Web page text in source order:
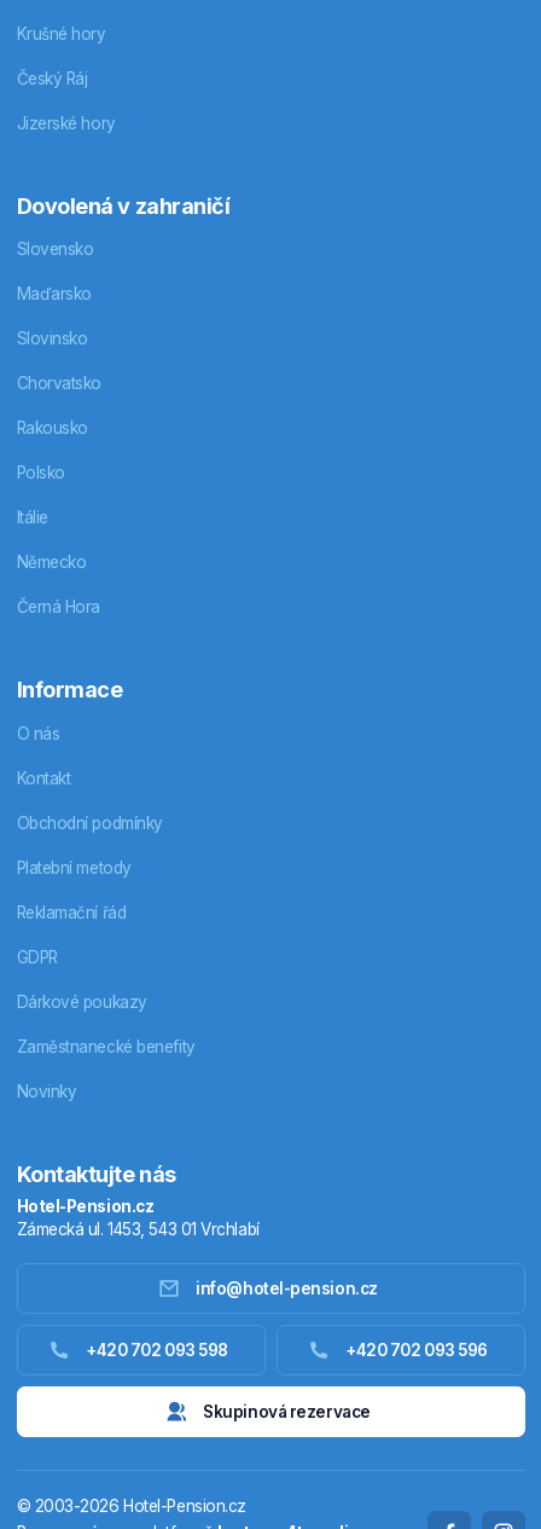
Ubytování zahraniční
Krušné hory
Český Ráj
Jizerské hory
Dovolená v zahraničí
Slovensko
Maďarsko
Slovinsko
Chorvatsko
Rakousko
Polsko
Itálie
Německo
Černá Hora
Informace
O nás
Kontakt
Obchodní podmínky
Platební metody
Reklamační řád
GDPR
Dárkové poukazy
Zaměstnanecké benefity
Novinky
Kontaktujte nás
Hotel-Pension.cz
Zámecká ul. 1453, 543 01 Vrchlabí
info@hotel-pension.cz
+420 702 093 598 +420 702 093 596
Skupinová rezervace
© 2003-2026 Hotel-Pension.cz